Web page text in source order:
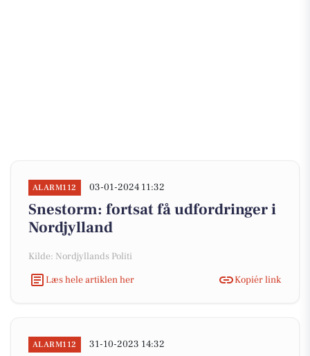
ALARM112 03-01-2024 11:32
Snestorm: fortsat få udfordringer i
Nordjylland
Kilde: Nordjyllands Politi
Læs hele artiklen her
Kopiér link
ALARM112 31-10-2023 14:32